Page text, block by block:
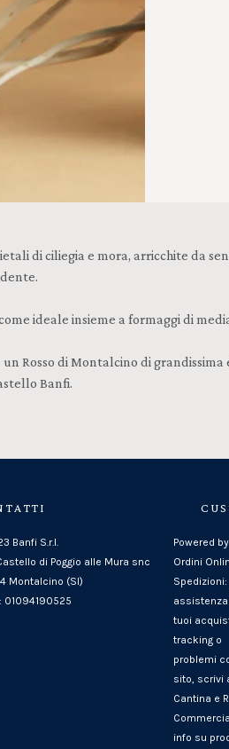
di ciliegia e mora, arricchite da
ideale insieme a formaggi di
Rosso di Montalcino di
Banfi.
Banfi S.r.l.
di Poggio alle Mura snc
Montalcino (SI)
01094190525
Powered
Ordini
tuoi
tracking o
problemi
sito, scrivi
Cantina e
info su